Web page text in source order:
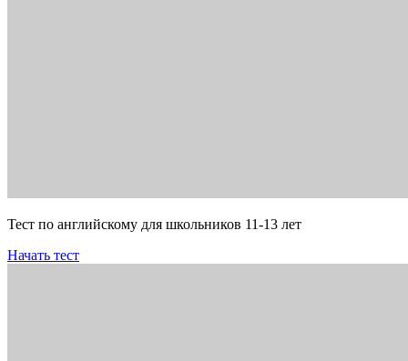
Тест по английскому для школьников 11-13 лет
Начать тест